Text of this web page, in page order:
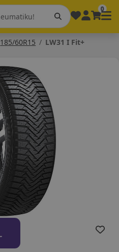
0
185/60R15 LW31 I Fit+